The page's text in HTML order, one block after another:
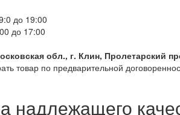
до 19:00
до 17:00
обл., г. Клин, Пролетарский
товар по предварительной
надлежащего